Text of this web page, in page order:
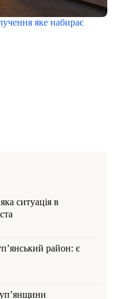
яке набирає
ситуація в
район: є